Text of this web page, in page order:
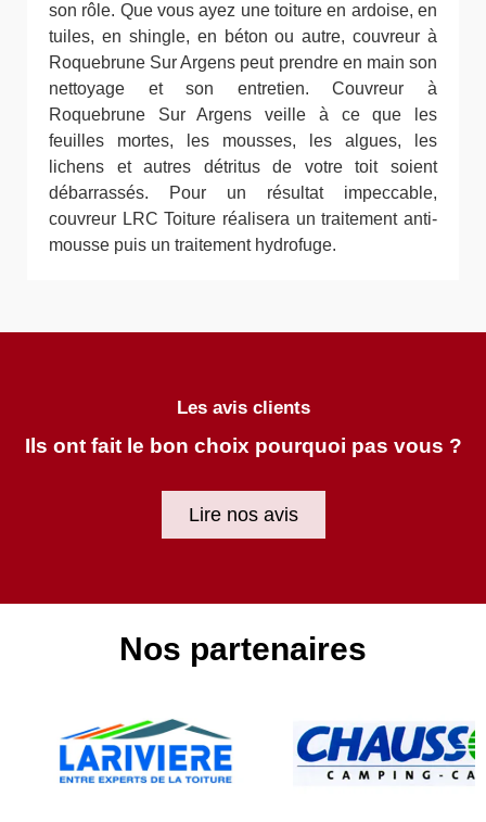
son rôle. Que vous ayez une toiture en ardoise, en
tuiles, en shingle, en béton ou autre, couvreur à
Roquebrune Sur Argens peut prendre en main son
nettoyage et son entretien. Couvreur à
Roquebrune Sur Argens veille à ce que les
feuilles mortes, les mousses, les algues, les
lichens et autres détritus de votre toit soient
débarrassés. Pour un résultat impeccable,
couvreur LRC Toiture réalisera un traitement anti-
mousse puis un traitement hydrofuge.
Les avis clients
Ils ont fait le bon choix pourquoi pas vous ?
Lire nos avis
Nos partenaires